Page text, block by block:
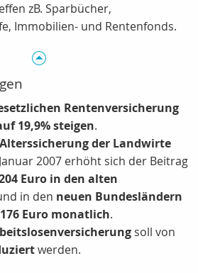
zB. Sparbücher,
Immobilien- und Rentenfonds.
Rentenversicherung
19,9% steigen.
Alterssicherung der Landwirte
2007 erhöht sich der Beitrag
Euro in den alten
in den neuen Bundesländern
Euro monatlich.
soll von
werden.